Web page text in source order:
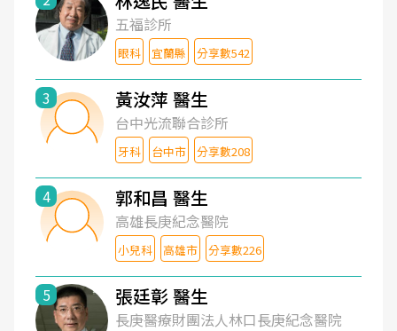
五福診所
眼科 宜蘭縣 分享數542
3 黃汝萍 醫生
台中光流聯合診所
牙科 台中市 分享數208
4 郭和昌 醫生
高雄長庚紀念醫院
小兒科 高雄市 分享數226
5 張廷彰 醫生
長庚醫療財團法人林口長庚紀念醫院